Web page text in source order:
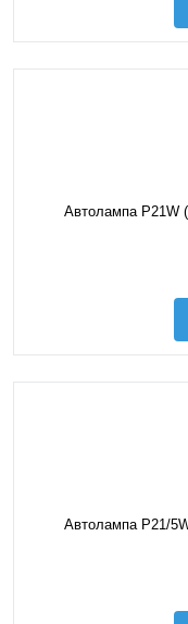
Автолампа P21W
Автолампа P21/